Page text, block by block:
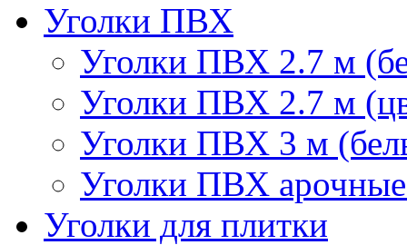
Уголки ПВХ
Уголки ПВХ 2.7 м
Уголки ПВХ 2.7 м
Уголки ПВХ 3 м
Уголки ПВХ
Уголки для плитки